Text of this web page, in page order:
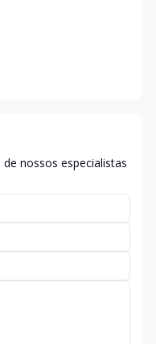
nossos especialistas